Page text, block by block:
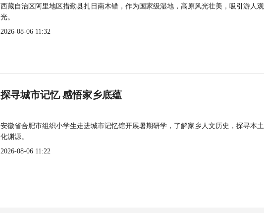
西藏自治区阿里地区措勤县扎日南木错，作为国家级湿地，高原风光壮美，吸引游人观
光。
2026-08-06 11:32
探寻城市记忆 感悟家乡底蕴
安徽省合肥市组织小学生走进城市记忆馆开展暑期研学，了解家乡人文历史，探寻本
化渊源。
2026-08-06 11:22